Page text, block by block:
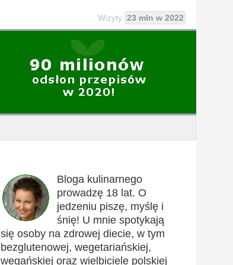
Wizyty: 23 mln w 2022
Bloga kulinarnego
prowadzę 18 lat. O
jedzeniu piszę, myślę i
śnię! U mnie spotykają
się osoby na zdrowej diecie, w tym
bezglutenowej, wegetariańskiej,
wegańskiej oraz wielbiciele polskiej